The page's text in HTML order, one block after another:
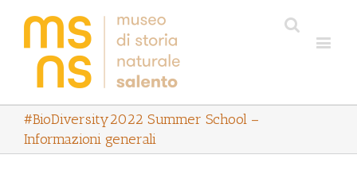
#BioDiversity2022 Summer School –
Informazioni generali